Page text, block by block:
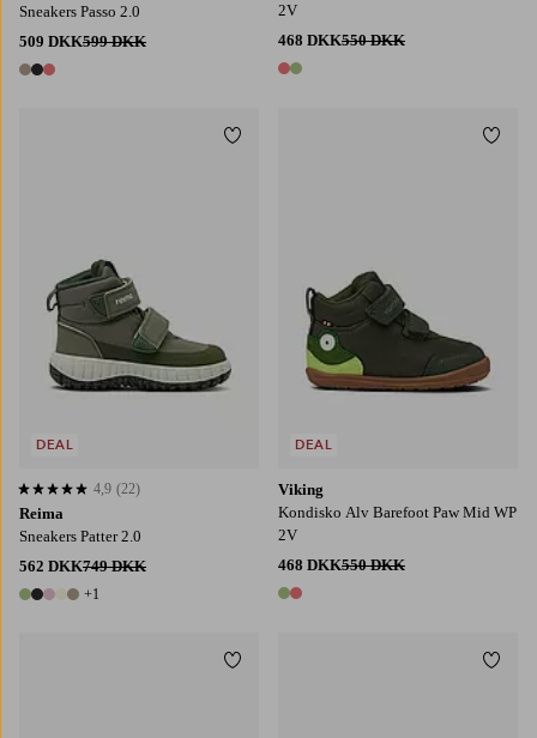
Sneakers Passo 2.0
509 DKK599 DKK
3 farver
2V
468 DKK550 DKK
2 farver
Reima
Sneakers Patter 2.0
562 DKK749 DKK
6 farver
+1
4,9 baseret på 22 bedømmelser
4,9 (22)
DEAL
Tilføj til favoritter
Viking
Kondisko Alv Barefoot Paw Mid WP
2V
468 DKK550 DKK
2 farver
DEAL
Tilføj til favoritter